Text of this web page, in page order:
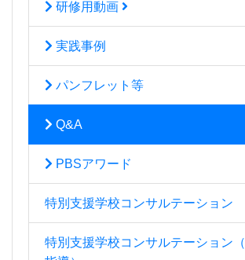
研修用動画
実践事例
パンフレット等
Q&A
PBSアワード
特別支援学校コンサルテーション
特別支援学校コンサルテーション